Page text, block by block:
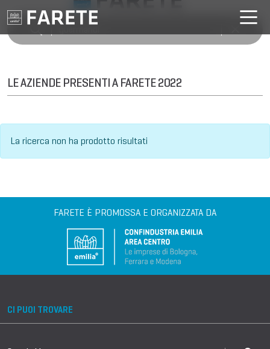
LE AZIENDE PRESENTI A FARETE 2022
La ricerca non ha prodotto risultati
FARETE È PROMOSSA E ORGANIZZATA DA
CI PUOI TROVARE